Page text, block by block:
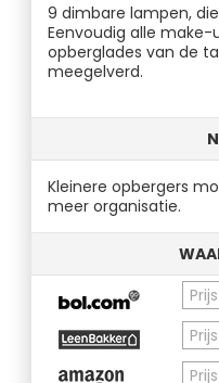
9 dimbare lampen,
Eenvoudig alle
opberglades van de
meegelverd.
Kleinere opbergers
meer organisatie.